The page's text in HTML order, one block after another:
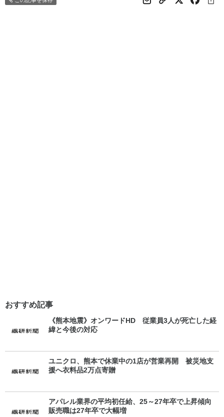
おすすめ記事
《熊本地震》オンワードHD 従業員3人が死亡した経
緯と今後の対応
ユニクロ、熊本で休業中の1店が営業再開 被災地支
援へ衣料品2万点寄贈
アパレル業界の平均初任給、25～27年卒で上昇傾向
販売職は27年卒で大幅増